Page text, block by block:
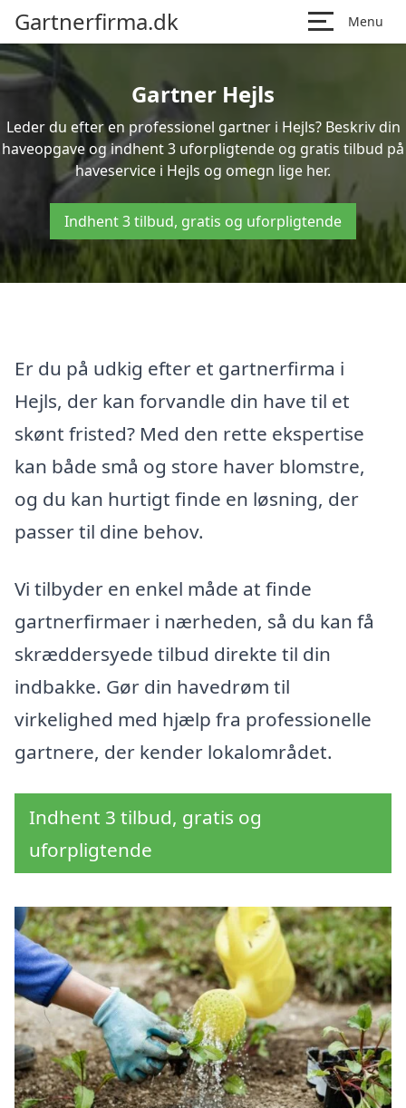
Gartnerfirma.dk Menu
Gartner Hejls
Leder du efter en professionel gartner i Hejls? Beskriv din
haveopgave og indhent 3 uforpligtende og gratis tilbud på
haveservice i Hejls og omegn lige her.
Indhent 3 tilbud, gratis og uforpligtende
Er du på udkig efter et gartnerfirma i
Hejls, der kan forvandle din have til et
skønt fristed? Med den rette ekspertise
kan både små og store haver blomstre,
og du kan hurtigt finde en løsning, der
passer til dine behov.
Vi tilbyder en enkel måde at finde
gartnerfirmaer i nærheden, så du kan få
skræddersyede tilbud direkte til din
indbakke. Gør din havedrøm til
virkelighed med hjælp fra professionelle
gartnere, der kender lokalområdet.
Indhent 3 tilbud, gratis og
uforpligtende